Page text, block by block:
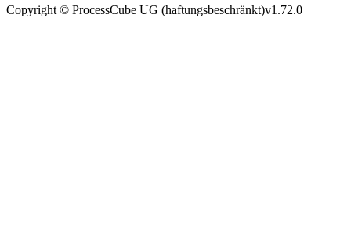
Copyright © ProcessCube UG (haftungsbeschränkt)v1.72.0